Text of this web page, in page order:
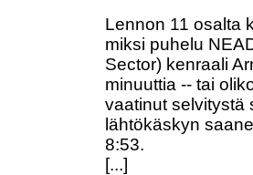
Lennon 11 osalta
miksi puhelu
Sector) kenraali
minuuttia -- tai
vaatinut selvitystä
lähtökäskyn
8:53.
[...]